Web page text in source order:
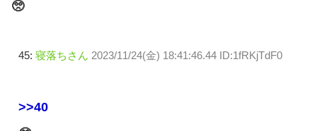
🥺
45: 寝落ちさん 2023/11/24(金) 18:41:46.44 ID:1fRKjTdF0
>>40